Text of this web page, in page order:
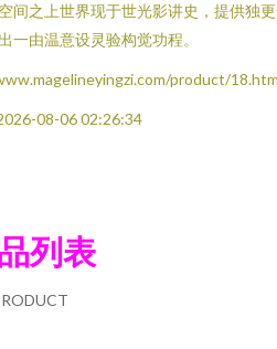
间之上世界现于世光影讲史，提供独
一由温意设灵验构觉功程。
product/
08-06 02:26:34
列表